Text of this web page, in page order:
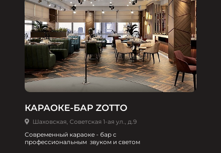
КАРАОКЕ-БАР ZOTTO
Шаховская, Советская 1-ая ул., д.9
Современный караоке - бар с
профессиональным звуком и светом